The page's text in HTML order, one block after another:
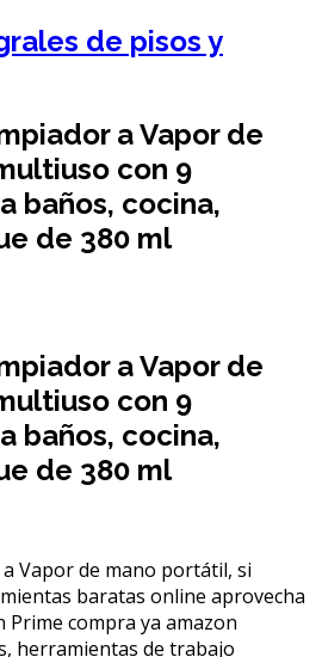
de pisos y
a Vapor de
con 9
baños, cocina,
de 380 ml
a Vapor de
con 9
baños, cocina,
de 380 ml
Vapor de mano portátil, si
baratas online aprovecha
Prime compra ya amazon
herramientas de trabajo